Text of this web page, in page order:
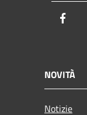
NOVITÀ
Notizie